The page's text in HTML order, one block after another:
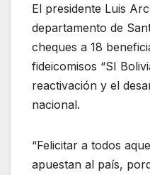
El presidente Luis
departamento de
cheques a 18
fideicomisos “SI
reactivación y el
nacional.
“Felicitar a todos
apuestan al país,